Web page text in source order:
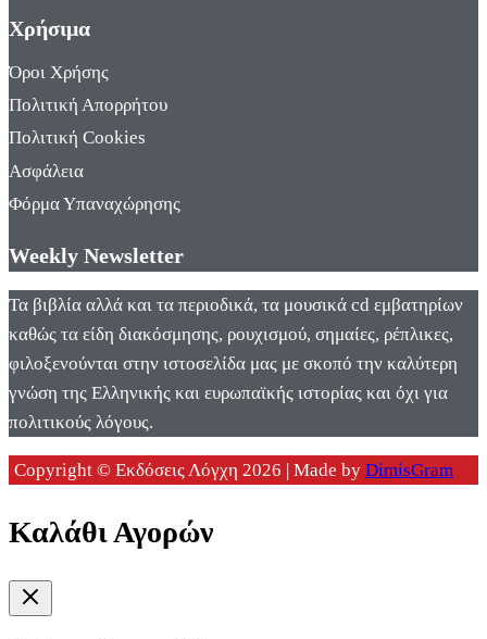
Χρήσιμα
Όροι Χρήσης
Πολιτική Απορρήτου
Πολιτική Cookies
Ασφάλεια
Φόρμα Υπαναχώρησης
Weekly Newsletter
Τα βιβλία αλλά και τα περιοδικά, τα μουσικά cd εμβατηρίων
καθώς τα είδη διακόσμησης, ρουχισμού, σημαίες, ρέπλικες,
φιλοξενούνται στην ιστοσελίδα μας με σκοπό την καλύτερη
γνώση της Ελληνικής και ευρωπαϊκής ιστορίας και όχι για
πολιτικούς λόγους.
Copyright © Εκδόσεις Λόγχη 2026 | Made by DimisGram
Καλάθι Αγορών